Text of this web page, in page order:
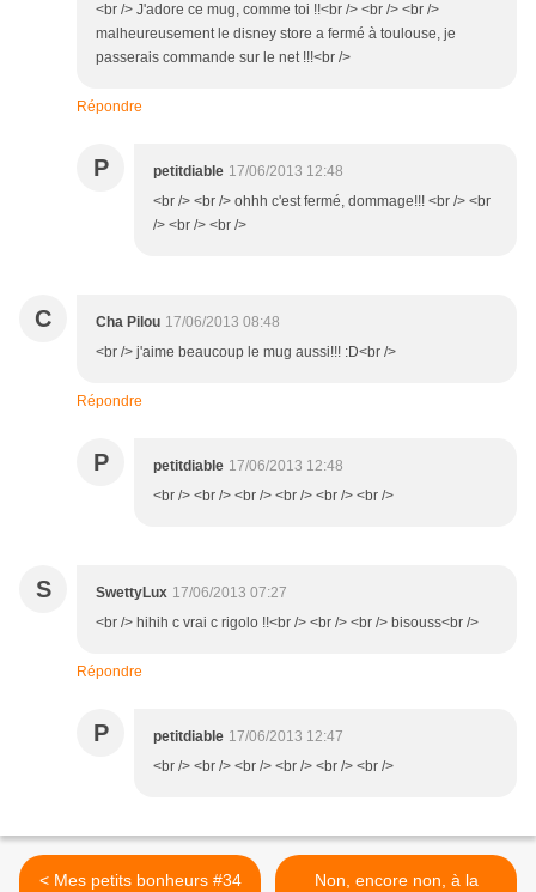
<br /> J'adore ce mug, comme toi !!<br /> <br /> <br />
malheureusement le disney store a fermé à toulouse, je
passerais commande sur le net !!!<br />
Répondre
P petitdiable 17/06/2013 12:48
<br /> <br /> ohhh c'est fermé, dommage!!! <br /> <br
/> <br /> <br />
C Cha Pilou 17/06/2013 08:48
<br /> j'aime beaucoup le mug aussi!!! :D<br />
Répondre
P petitdiable 17/06/2013 12:48
<br /> <br /> <br /> <br /> <br /> <br />
S SwettyLux 17/06/2013 07:27
<br /> hihih c vrai c rigolo !!<br /> <br /> <br /> bisouss<br />
Répondre
P petitdiable 17/06/2013 12:47
<br /> <br /> <br /> <br /> <br /> <br />
< Mes petits bonheurs #34
Non, encore non, à la